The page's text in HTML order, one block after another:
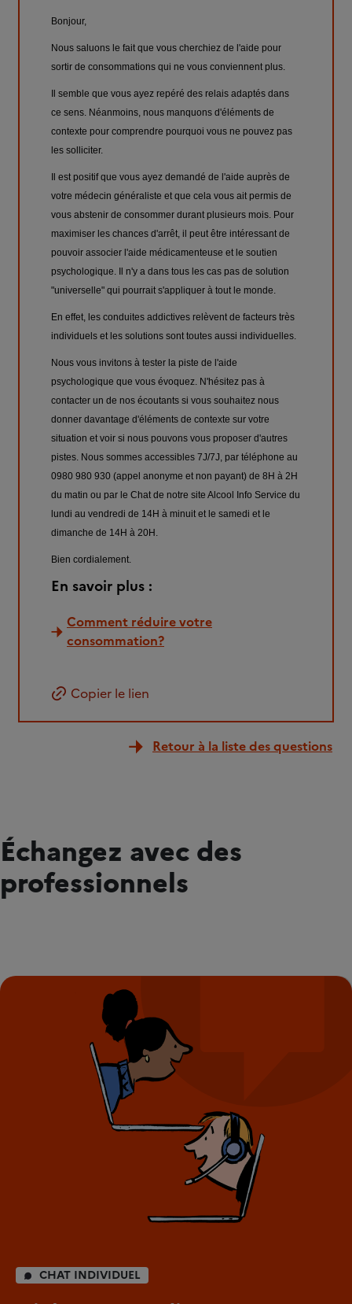
Bonjour,
Nous saluons le fait que vous cherchiez de l'aide pour
sortir de consommations qui ne vous conviennent plus.
Il semble que vous ayez repéré des relais adaptés dans
ce sens. Néanmoins, nous manquons d'éléments de
contexte pour comprendre pourquoi vous ne pouvez pas
les solliciter.
Il est positif que vous ayez demandé de l'aide auprès de
votre médecin généraliste et que cela vous ait permis de
vous abstenir de consommer durant plusieurs mois. Pour
maximiser les chances d'arrêt, il peut être intéressant de
pouvoir associer l'aide médicamenteuse et le soutien
psychologique. Il n'y a dans tous les cas pas de solution
"universelle" qui pourrait s'appliquer à tout le monde.
En effet, les conduites addictives relèvent de facteurs très
individuels et les solutions sont toutes aussi individuelles.
Nous vous invitons à tester la piste de l'aide
psychologique que vous évoquez. N'hésitez pas à
contacter un de nos écoutants si vous souhaitez nous
donner davantage d'éléments de contexte sur votre
situation et voir si nous pouvons vous proposer d'autres
pistes. Nous sommes accessibles 7J/7J, par téléphone au
0980 980 930 (appel anonyme et non payant) de 8H à 2H
du matin ou par le Chat de notre site Alcool Info Service du
lundi au vendredi de 14H à minuit et le samedi et le
dimanche de 14H à 20H.
Bien cordialement.
En savoir plus :
Comment réduire votre
consommation?
Copier le lien
Retour à la liste des questions
Échangez avec des
professionnels
CHAT INDIVIDUEL